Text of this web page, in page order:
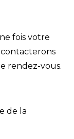
fois votre
rendez-vous.
de la